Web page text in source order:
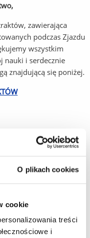
O plikach cookies
cookie
treści
i
zawierająca
podczas Zjazdu
wszystkim
nauki i serdecznie
znajdującą się poniżej.
, which contains
delivered during
to the advancement of
explore the Book of
below.